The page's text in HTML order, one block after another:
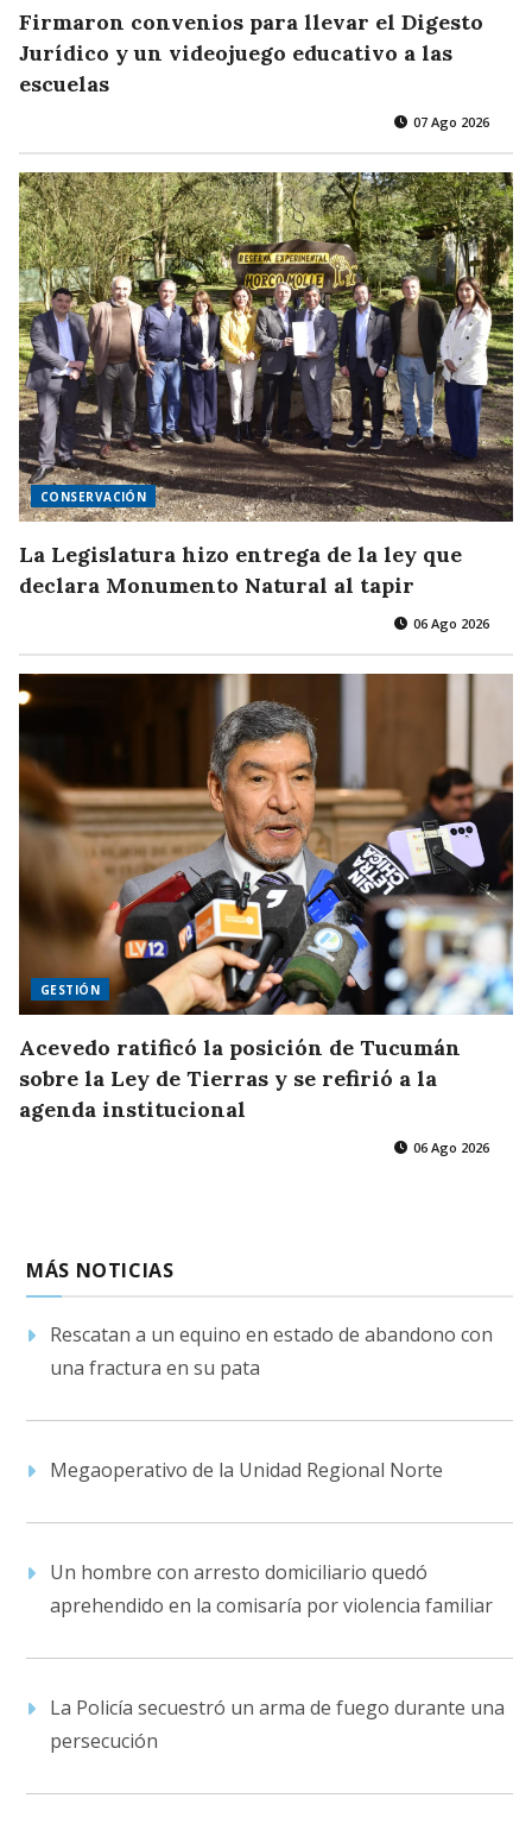
Firmaron convenios para llevar el Digesto
Jurídico y un videojuego educativo a las
escuelas
07 Ago 2026
CONSERVACIÓN
La Legislatura hizo entrega de la ley que
declara Monumento Natural al tapir
06 Ago 2026
GESTIÓN
Acevedo ratificó la posición de Tucumán
sobre la Ley de Tierras y se refirió a la
agenda institucional
06 Ago 2026
MÁS NOTICIAS
Rescatan a un equino en estado de abandono con
una fractura en su pata
Megaoperativo de la Unidad Regional Norte
Un hombre con arresto domiciliario quedó
aprehendido en la comisaría por violencia familiar
La Policía secuestró un arma de fuego durante una
persecución